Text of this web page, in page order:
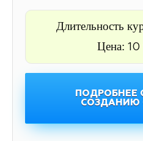
Длительность
Цена:
ПОДРОБНЕЕ
СОЗДАНИЮ